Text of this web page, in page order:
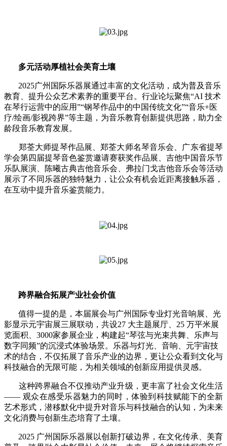
多元活动厚植社会美育土壤
2025广州国际乐器展通过丰富的文化活动，成为普及音乐
教育、提升公众艺术素养的重要平台。行业论坛聚焦“AI 技术
在琴行运营中的应用”“钢琴作品中的中国传统文化”“音乐+医
疗/绘画/影视跨界”等主题，为音乐教育创新提供思路，助力全
龄段音乐教育发展。
郑荃大师提琴作品展、郑荃大师名琴音乐会、广东省提琴
学会第四届提琴音色鉴赏邀请赛获奖作品展、吉他中国音乐节
乐队展演、陈曦古典吉他音乐会、弗拉门戈吉他音乐会等活动
展示了不同乐器的独特魅力，让公众有机会近距离接触乐器，
在互动中提升音乐鉴赏能力。
跨界融合拓展产业社会价值
值得一提的是，本届展会与广州国际专业灯光音响展、光
影显示元宇宙展三展联动，共设27 大主题展厅、 25 万平米展
览面积、 3000家参展企业，构建起“琴弦与光束共舞、乐声与
数字同频”的沉浸式体验场景。乐器与灯光、音响、元宇宙技
术的结合，不仅拓展了音乐产业的边界，更让公众看到文化与
科技融合的无限可能，为相关领域的创新应用提供灵感。
这种跨界融合不仅推动产业升级，更丰富了社会文化生活
—— 观众在感受乐器魅力的同时，体验到科技赋能下的全新
艺术形式，潜移默化中提升对音乐与科技融合的认知，为未来
文化消费与创新生态培育了土壤。
2025 广州国际乐器展以创新打破边界，在文化传承、美育